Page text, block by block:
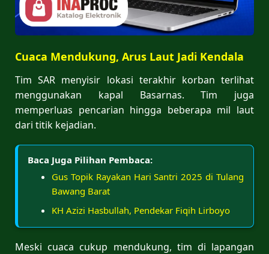
Cuaca Mendukung, Arus Laut Jadi Kendala
Tim SAR menyisir lokasi terakhir korban terlihat
menggunakan kapal Basarnas. Tim juga
memperluas pencarian hingga beberapa mil laut
dari titik kejadian.
Baca Juga Pilihan Pembaca:
Gus Topik Rayakan Hari Santri 2025 di Tulang
Bawang Barat
KH Azizi Hasbullah, Pendekar Fiqih Lirboyo
Meski cuaca cukup mendukung, tim di lapangan